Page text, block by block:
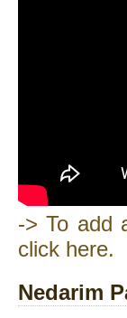
-> To add
click here.
Nedarim